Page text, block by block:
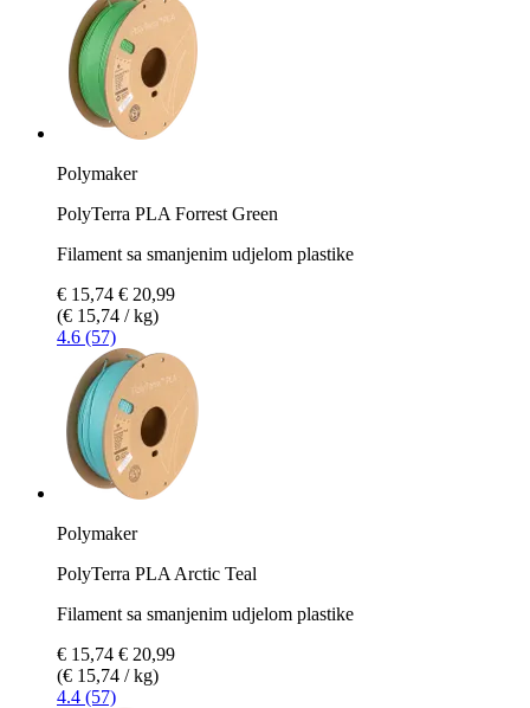
Polymaker
PolyTerra PLA Forrest Green
Filament sa smanjenim udjelom plastike
€ 15,74 € 20,99
(€ 15,74 / kg)
4.6 (57)
Polymaker
PolyTerra PLA Arctic Teal
Filament sa smanjenim udjelom plastike
€ 15,74 € 20,99
(€ 15,74 / kg)
4.4 (57)